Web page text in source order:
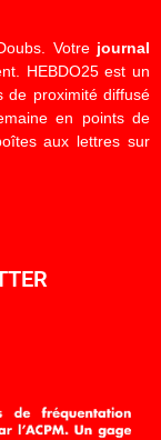
Votre journal
HEBDO25 est un
de proximité diffusé
en points de
aux lettres sur